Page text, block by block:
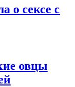
о сексе с
овцы